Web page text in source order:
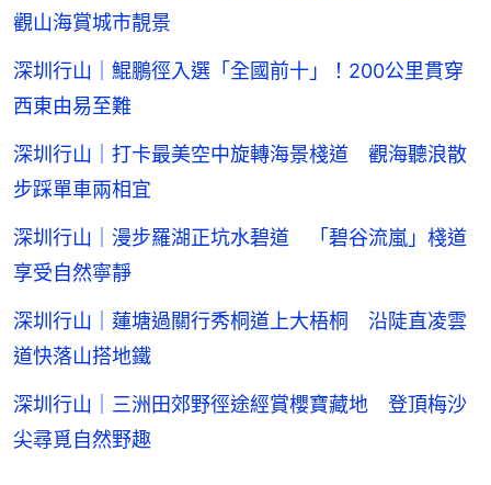
觀山海賞城市靚景
深圳行山｜鯤鵬徑入選「全國前十」！200公里貫穿
西東由易至難
深圳行山｜打卡最美空中旋轉海景棧道 觀海聽浪散
步踩單車兩相宜
深圳行山｜漫步羅湖正坑水碧道 「碧谷流嵐」棧道
享受自然寧靜
深圳行山｜蓮塘過關行秀桐道上大梧桐 沿陡直凌雲
道快落山搭地鐵
深圳行山｜三洲田郊野徑途經賞櫻寶藏地 登頂梅沙
尖尋覓自然野趣